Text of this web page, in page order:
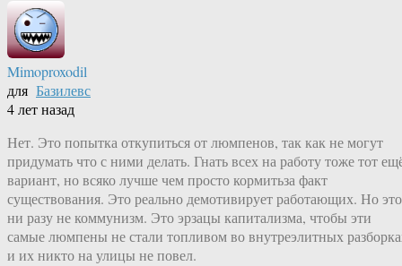
Mimoproxodil
для Базилевс
4 лет назад
Нет. Это попытка откупиться от люмпенов, так как не могут
придумать что с ними делать. Гнать всех на работу тоже тот
вариант, но всяко лучше чем просто кормитьза факт
существования. Это реально демотивирует работающих. Но это
ни разу не коммунизм. Это эрзацы капитализма, чтобы эти
самые люмпены не стали топливом во внутреэлитных
и их никто на улицы не повел.